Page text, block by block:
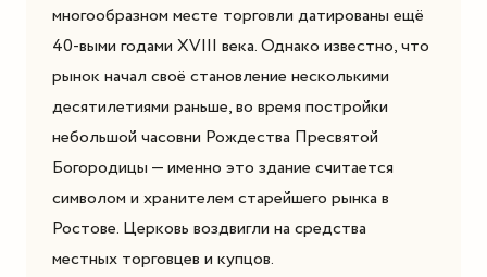
многообразном месте торговли датированы ещё
40-выми годами XVIII века. Однако известно, что
рынок начал своё становление несколькими
десятилетиями раньше, во время постройки
небольшой часовни Рождества Пресвятой
Богородицы — именно это здание считается
символом и хранителем старейшего рынка в
Ростове. Церковь воздвигли на средства
местных торговцев и купцов.